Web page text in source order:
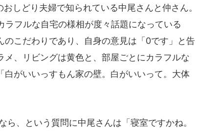
しどり夫婦で知られている中尾さんと仲さん。
フルな自宅の様相が度々話題になっている
こだわりであり、自身の意見は「0です」と告
、リビングは黄色と、部屋ごとにカラフルな
がいいっすもん家の壁。白がいいって。大体
、という質問に中尾さんは「寝室ですかね。